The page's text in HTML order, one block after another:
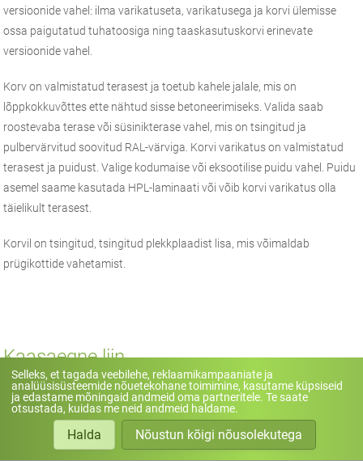
versioonide vahel: ilma varikatuseta, varikatusega ja korvi ülemisse
ossa paigutatud tuhatoosiga ning taaskasutuskorvi erinevate
versioonide vahel.
Korv on valmistatud terasest ja toetub kahele jalale, mis on
lõppkokkuvõttes ette nähtud sisse betoneerimiseks. Valida saab
roostevaba terase või süsinikterase vahel, mis on tsingitud ja
pulbervärvitud soovitud RAL-värviga. Korvi varikatus on valmistatud
terasest ja puidust. Valige kodumaise või eksootilise puidu vahel. Puidu
asemel saame kasutada HPL-laminaati või võib korvi varikatus olla
täielikult terasest.
Korvil on tsingitud, tsingitud plekkplaadist lisa, mis võimaldab
prügikottide vahetamist.
Kaasaegne liin
Selle sarja mudelid on peamiselt roostevabast terasest ja mustadest
pottidest, mis on disainitud kaasaegset arhitektuuri silmas pidades.
Neid eristab nende peen esteetika, mis põhineb lihtsal soliidsusel.
Selleks, et tagada veebilehe, reklaamikampaaniate ja
analüüsisüsteemide nõuetekohane toimimine, kasutame küpsiseid
ja edastame mõningaid andmeid oma partneritele. Te saate
otsustada, kuidas me neid andmeid haldame.
Halda Nõustun kõigi nõusolekutega